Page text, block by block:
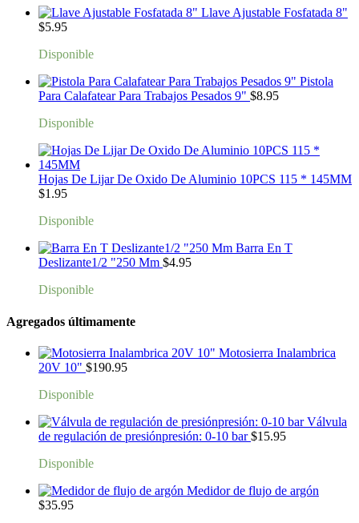
Llave Ajustable Fosfatada 8"
$5.95
Disponible
Pistola
Para Calafatear Para Trabajos Pesados 9" $8.95
Disponible
Hojas De Lijar De Oxido De Aluminio 10PCS 115 * 145MM
$1.95
Disponible
Barra En T
Deslizante1/2 "250 Mm $4.95
Disponible
Agregados últimamente
Motosierra Inalambrica
20V 10" $190.95
Disponible
Válvula
de regulación de presiónpresión: 0-10 bar $15.95
Disponible
Medidor de flujo de argón
$35.95